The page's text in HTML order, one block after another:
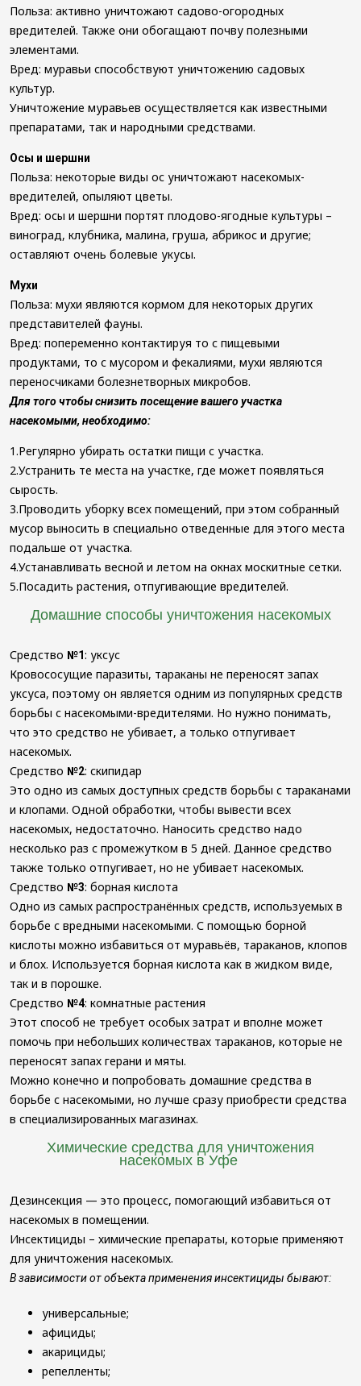
Польза: активно уничтожают садово-огородных
вредителей. Также они обогащают почву полезными
элементами.
Вред: муравьи способствуют уничтожению садовых
культур.
Уничтожение муравьев осуществляется как известными
препаратами, так и народными средствами.
Осы и шершни
Польза: некоторые виды ос уничтожают насекомых-
вредителей, опыляют цветы.
Вред: осы и шершни портят плодово-ягодные культуры –
виноград, клубника, малина, груша, абрикос и другие;
оставляют очень болевые укусы.
Мухи
Польза: мухи являются кормом для некоторых других
представителей фауны.
Вред: попеременно контактируя то с пищевыми
продуктами, то с мусором и фекалиями, мухи являются
переносчиками болезнетворных микробов.
Для того чтобы снизить посещение вашего участка
насекомыми, необходимо:
1.Регулярно убирать остатки пищи с участка.
2.Устранить те места на участке, где может появляться
сырость.
3.Проводить уборку всех помещений, при этом собранный
мусор выносить в специально отведенные для этого места
подальше от участка.
4.Устанавливать весной и летом на окнах москитные сетки.
5.Посадить растения, отпугивающие вредителей.
Домашние способы уничтожения насекомых
Средство №1: уксус
Кровососущие паразиты, тараканы не переносят запах
уксуса, поэтому он является одним из популярных средств
борьбы с насекомыми-вредителями. Но нужно понимать,
что это средство не убивает, а только отпугивает
насекомых.
Средство №2: скипидар
Это одно из самых доступных средств борьбы с тараканами
и клопами. Одной обработки, чтобы вывести всех
насекомых, недостаточно. Наносить средство надо
несколько раз с промежутком в 5 дней. Данное средство
также только отпугивает, но не убивает насекомых.
Средство №3: борная кислота
Одно из самых распространённых средств, используемых в
борьбе с вредными насекомыми. С помощью борной
кислоты можно избавиться от муравьёв, тараканов, клопов
и блох. Используется борная кислота как в жидком виде,
так и в порошке.
Средство №4: комнатные растения
Этот способ не требует особых затрат и вполне может
помочь при небольших количествах тараканов, которые не
переносят запах герани и мяты.
Можно конечно и попробовать домашние средства в
борьбе с насекомыми, но лучше сразу приобрести средства
в специализированных магазинах.
Химические средства для уничтожения
насекомых в Уфе
Дезинсекция — это процесс, помогающий избавиться от
насекомых в помещении.
Инсектициды – химические препараты, которые применяют
для уничтожения насекомых.
В зависимости от объекта применения инсектициды бывают:
универсальные;
афициды;
акарициды;
репелленты;